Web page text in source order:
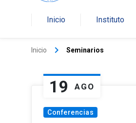
Inicio Instituto
Inicio keyboard_arrow_right Seminarios
19 AGO
Conferencias